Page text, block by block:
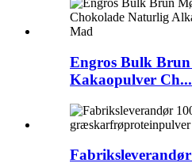
Engros Bulk
Kakaopulver Ch...